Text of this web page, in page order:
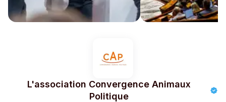
L'association Convergence Animaux
Politique